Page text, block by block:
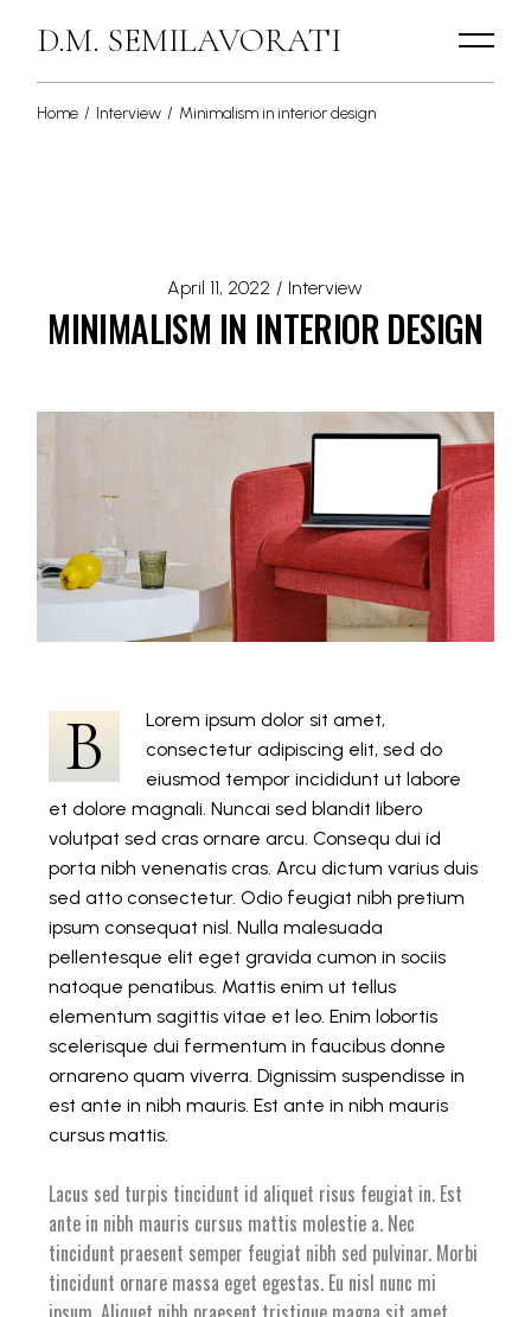
D.M. SEMILAVORATI
Home Interview Minimalism in interior design
April 11, 2022 Interview
MINIMALISM IN INTERIOR DESIGN
B
Lorem ipsum dolor sit amet,
consectetur adipiscing elit, sed do
eiusmod tempor incididunt ut labore
et dolore magnali. Nuncai sed blandit libero
volutpat sed cras ornare arcu. Consequ dui id
porta nibh venenatis cras. Arcu dictum varius duis
sed atto consectetur. Odio feugiat nibh pretium
ipsum consequat nisl. Nulla malesuada
pellentesque elit eget gravida cumon in sociis
natoque penatibus. Mattis enim ut tellus
elementum sagittis vitae et leo. Enim lobortis
scelerisque dui fermentum in faucibus donne
ornareno quam viverra. Dignissim suspendisse in
est ante in nibh mauris. Est ante in nibh mauris
cursus mattis.
Lacus sed turpis tincidunt id aliquet risus feugiat in. Est
ante in nibh mauris cursus mattis molestie a. Nec
tincidunt praesent semper feugiat nibh sed pulvinar. Morbi
tincidunt ornare massa eget egestas. Eu nisl nunc mi